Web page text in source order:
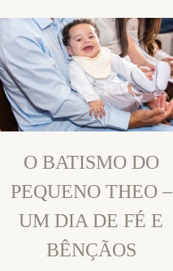
O BATISMO DO
PEQUENO THEO –
UM DIA DE FÉ E
BÊNÇÃOS